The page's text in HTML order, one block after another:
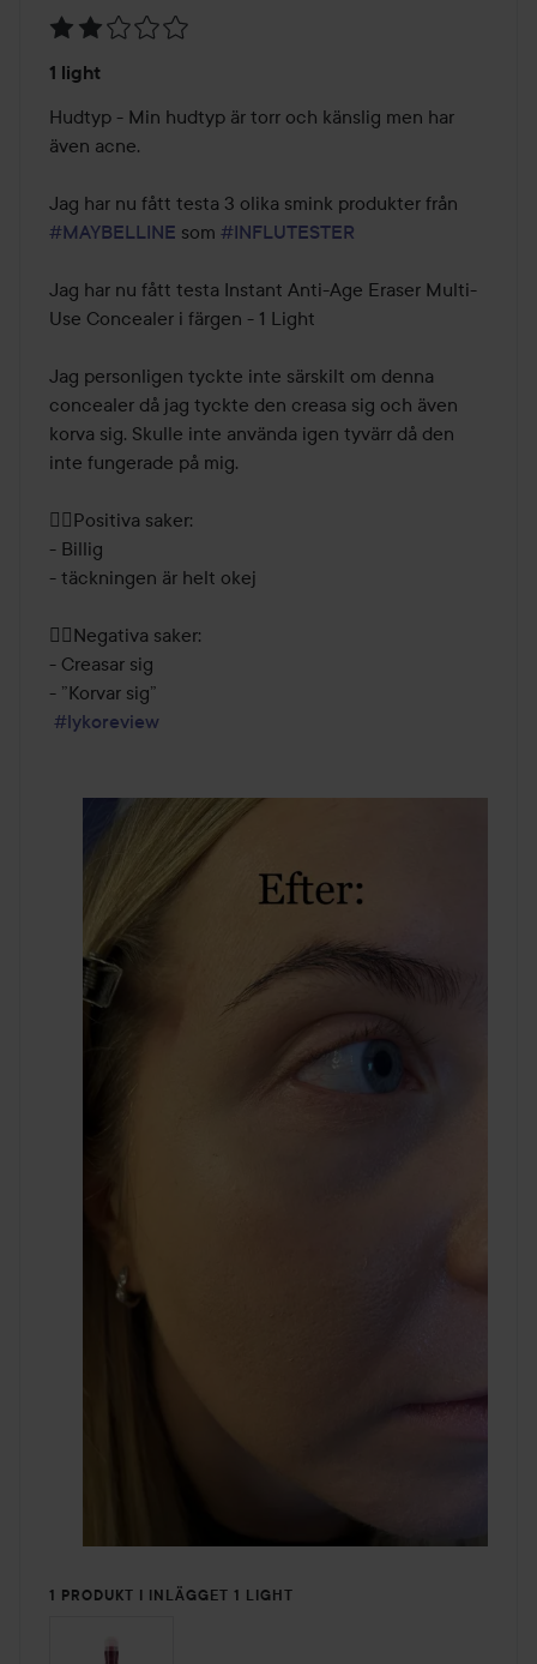
2
av
5
1 light
Hudtyp - Min hudtyp är torr och känslig men har
även acne.
#MAYBELLINE som #INFLUTESTER
Jag har nu fått testa Instant Anti-Age Eraser Multi-
Use Concealer i färgen - 1 Light
Jag personligen tyckte inte särskilt om denna
concealer då jag tyckte den creasa sig och även
korva sig. Skulle inte använda igen tyvärr då den
inte fungerade på mig.
👍🏼Positiva saker:
- Billig
- täckningen är helt okej
👎🏼Negativa saker:
- Creasar sig
- ”Korvar sig”
#lykoreview
1 PRODUKT I INLÄGGET 1 LIGHT